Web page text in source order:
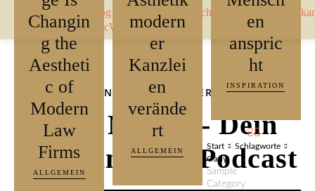
DER BESTE SKANDI-PODCAST DER WELT
DER NØRD - Dein
Skandinavien-Podcast
Changin
g the
Aestheti
c of
Modern
Law
Firms
ALLGEMEIN
modern
er
Kanzlei
en
verände
rt
ALLGEMEIN
en
anspric
ht
INSPIRATION
Start
Schlagworte
Oatly
Sample
Category